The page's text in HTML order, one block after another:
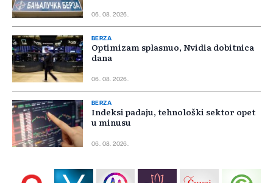
06. 08. 2026.
BERZA
Optimizam splasnuo, Nvidia dobitnica
dana
06. 08. 2026.
BERZA
Indeksi padaju, tehnološki sektor opet
u minusu
06. 08. 2026.